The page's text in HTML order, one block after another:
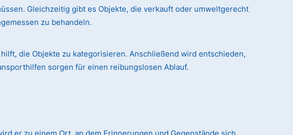
Gleichzeitig gibt es Objekte, die verkauft oder umweltgerecht
zu behandeln.
die Objekte zu kategorisieren. Anschließend wird entschieden,
sorgen für einen reibungslosen Ablauf.